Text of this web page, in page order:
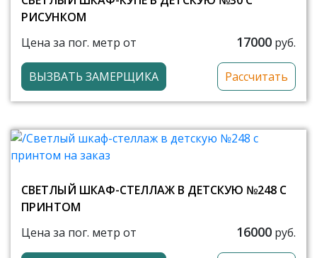
РИСУНКОМ
Цена за пог. метр от
17000 руб.
ВЫЗВАТЬ ЗАМЕРЩИКА Рассчитать
СВЕТЛЫЙ ШКАФ-СТЕЛЛАЖ В ДЕТСКУЮ №248 С
ПРИНТОМ
Цена за пог. метр от
16000 руб.